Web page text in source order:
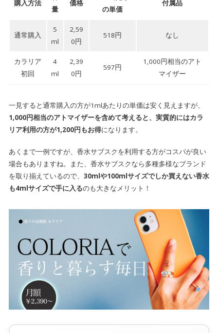
購入方法
量
価格
の単価
付属品
通常購入
5
ml
2,59
0円
518円 なし
カラリア
初回
4
ml
2,39
0円
597円
1,000円相当のアト
マイザー
一見すると通常購入の方が1mlあたりの単価は安く見えますが、
1,000円相当のアトマイザーを含めて考えると、実質的にはカラ
リア利用の方が1,200円もお得になります。
あくまで一例ですが、香水サブスクを利用する方がコスパが良い
場合もありますね。また、香水サブスクなら多種多様なブランド
を取り揃えているので、 30mlや100mlサイズでしか買えない香水
も4mlサイズで手に入るのも大きなメリット！